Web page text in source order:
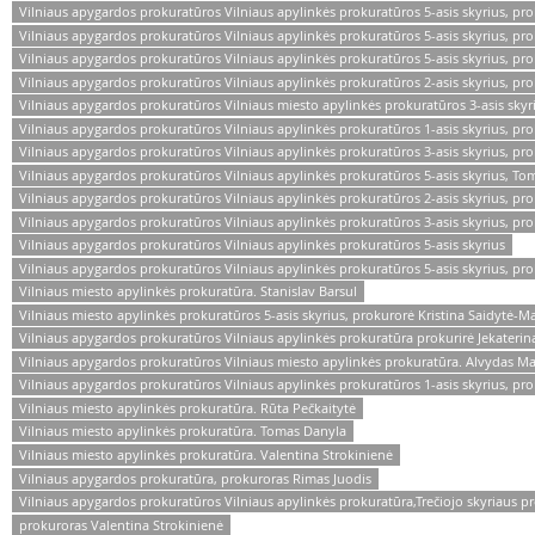
Vilniaus apygardos prokuratūros Vilniaus apylinkės prokuratūros 5-asis skyrius,
Vilniaus apygardos prokuratūros Vilniaus apylinkės prokuratūros 5-asis skyrius,
Vilniaus apygardos prokuratūros Vilniaus apylinkės prokuratūros 5-asis skyrius,
Vilniaus apygardos prokuratūros Vilniaus apylinkės prokuratūros 2-asis skyrius,
Vilniaus apygardos prokuratūros Vilniaus miesto apylinkės prokuratūros 3-asis
Vilniaus apygardos prokuratūros Vilniaus apylinkės prokuratūros 1-asis skyrius,
Vilniaus apygardos prokuratūros Vilniaus apylinkės prokuratūros 3-asis skyrius,
Vilniaus apygardos prokuratūros Vilniaus apylinkės prokuratūros 5-asis skyrius,
Vilniaus apygardos prokuratūros Vilniaus apylinkės prokuratūros 2-asis skyrius,
Vilniaus apygardos prokuratūros Vilniaus apylinkės prokuratūros 3-asis skyrius,
Vilniaus apygardos prokuratūros Vilniaus apylinkės prokuratūros 5-asis skyrius
Vilniaus apygardos prokuratūros Vilniaus apylinkės prokuratūros 5-asis skyrius,
Vilniaus miesto apylinkės prokuratūra. Stanislav Barsul
Vilniaus miesto apylinkės prokuratūros 5-asis skyrius, prokurorė Kristina Saidytė-
Vilniaus apygardos prokuratūros Vilniaus apylinkės prokuratūra prokurirė
Vilniaus apygardos prokuratūros Vilniaus miesto apylinkės prokuratūra. Alvydas
Vilniaus apygardos prokuratūros Vilniaus apylinkės prokuratūros 1-asis skyrius,
Vilniaus miesto apylinkės prokuratūra. Rūta Pečkaitytė
Vilniaus miesto apylinkės prokuratūra. Tomas Danyla
Vilniaus miesto apylinkės prokuratūra. Valentina Strokinienė
Vilniaus apygardos prokuratūra, prokuroras Rimas Juodis
Vilniaus apygardos prokuratūros Vilniaus apylinkės prokuratūra,Trečiojo skyriaus
prokuroras Valentina Strokinienė